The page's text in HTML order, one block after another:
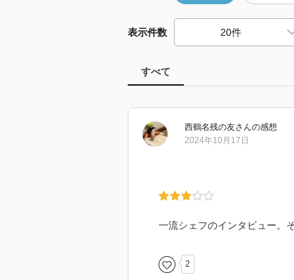
表示件数
すべて
西鶴名残の友さんの感想
2024年10月17日
一流シェフのインタビュー。
2